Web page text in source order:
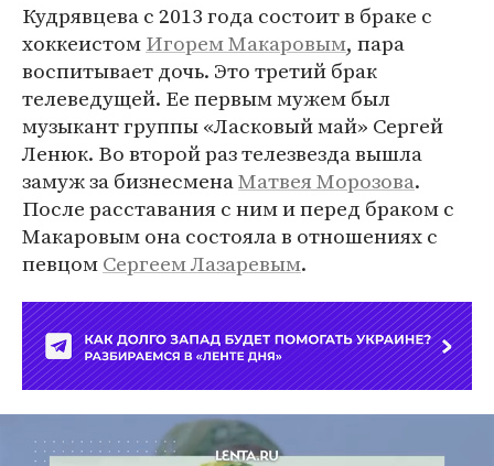
Кудрявцева с 2013 года состоит в браке с
хоккеистомИгорем Макаровым, пара
воспитывает дочь. Это третий брак
телеведущей. Ее первым мужем был
музыкант группы «Ласковый май» Сергей
Ленюк. Во второй раз телезвезда вышла
замуж за бизнесменаМатвея Морозова.
После расставания с ним и перед браком с
Макаровым она состояла в отношениях с
певцомСергеем Лазаревым.